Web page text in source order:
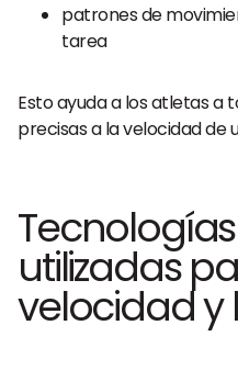
patrones de
tarea
Esto ayuda a los atletas a
precisas a la velocidad de
utilizadas
velocidad y